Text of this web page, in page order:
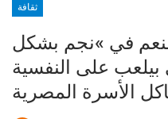
ثقافة
في »نجم بشكل
على النفسية
الأسرة المصرية